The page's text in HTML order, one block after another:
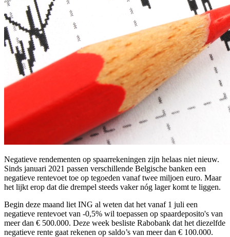
Negatieve rendementen op spaarrekeningen zijn helaas niet nieuw.
Sinds januari 2021 passen verschillende Belgische banken een
negatieve rentevoet toe op tegoeden vanaf twee miljoen euro. Maar
het lijkt erop dat die drempel steeds vaker nóg lager komt te liggen.
Begin deze maand liet ING al weten dat het vanaf 1 juli een
negatieve rentevoet van -0,5% wil toepassen op spaardeposito's van
meer dan € 500.000. Deze week besliste Rabobank dat het diezelfde
negatieve rente gaat rekenen op saldo’s van meer dan € 100.000.